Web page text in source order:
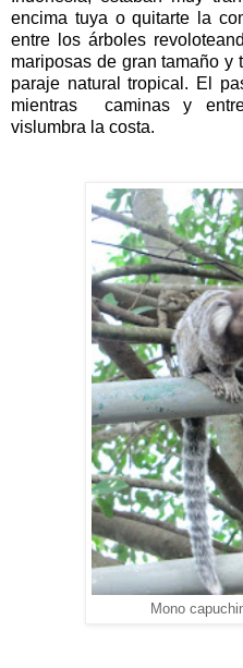
encima tuya o quitarte la
entre los árboles
mariposas de gran tamaño
paraje natural tropical. El
mientras caminas y
vislumbra la costa.
Mono